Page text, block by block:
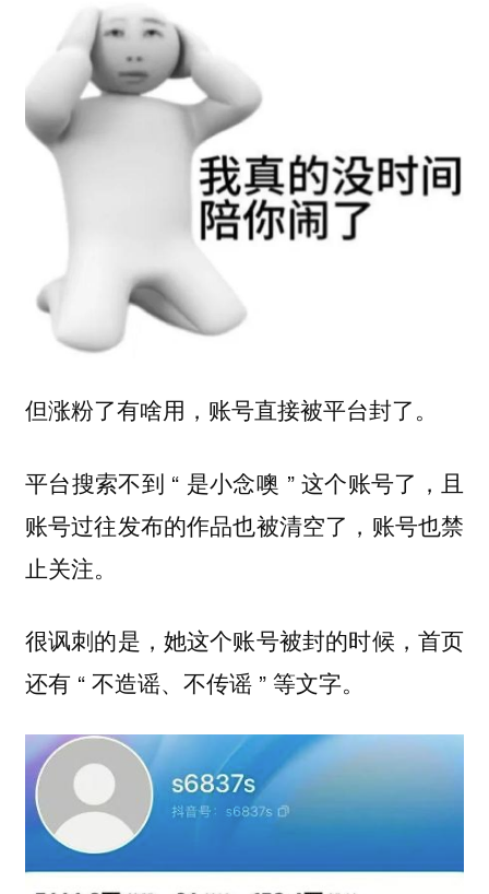
但涨粉了有啥用，账号直接被平台封了。
平台搜索不到 “ 是小念噢 ” 这个账号了，且
账号过往发布的作品也被清空了，账号也禁
止关注。
很讽刺的是，她这个账号被封的时候，首页
还有 “ 不造谣、不传谣 ” 等文字。